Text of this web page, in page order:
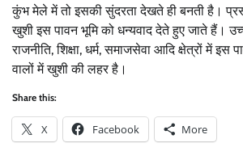
कुंभ मेले में तो इसकी सुंदरता देखते ही बनती है।
खुशी इस पावन भूमि को धन्यवाद देते हुए जाते हैं।
राजनीति, शिक्षा, धर्म, समाजसेवा आदि क्षेत्रों में
वालों में खुशी की लहर है।
Share this:
X Facebook More